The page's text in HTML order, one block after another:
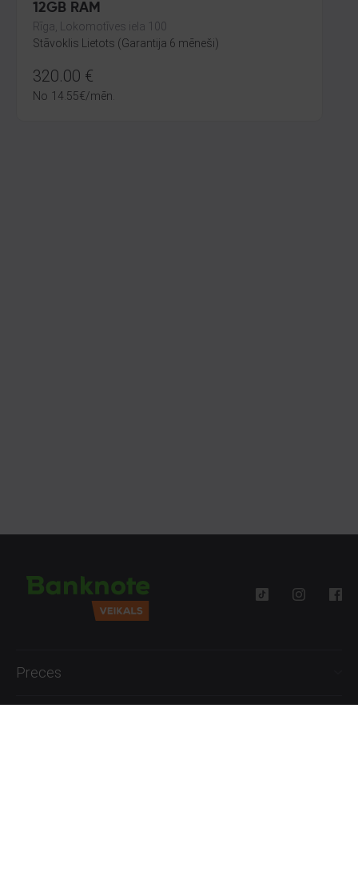
12GB RAM
Rīga, Lokomotīves iela 100
Stāvoklis Lietots (Garantija 6 mēneši)
320.00 €
No 14.55€/mēn.
Preces